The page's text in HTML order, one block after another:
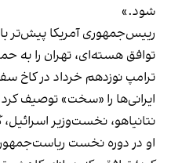
شود.»
رییس‌جمهوری آمریکا پیش‌تر
توافق هسته‌ای، تهران را به
ترامپ نوزدهم خرداد در کاخ
ایرانی‌ها را «سخت» توصیف کرد
نتانیاهو، نخست‌وزیر
او در دوره نخست